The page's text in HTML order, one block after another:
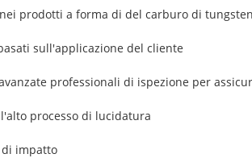
prodotti a forma di del carburo di
sull'applicazione del cliente
professionali di ispezione per
processo di lucidatura
di impatto